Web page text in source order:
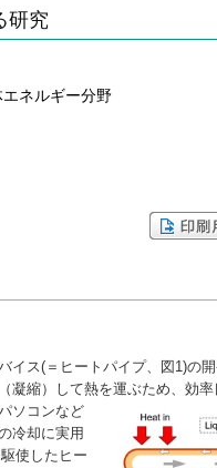
研究
ネルギー分野